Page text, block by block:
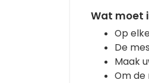
Wat moet
Op
De
Maak
Om